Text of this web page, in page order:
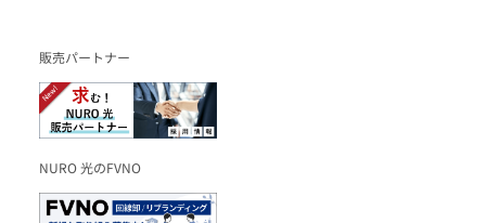
販売パートナー
NURO 光のFVNO